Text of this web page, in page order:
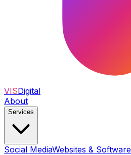
VISDigital
About
Services
Social MediaWebsites & Software